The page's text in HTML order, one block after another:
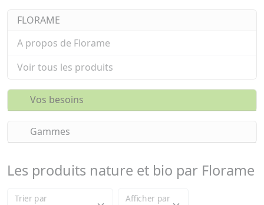
FLORAME
A propos de Florame
Voir tous les produits
Vos besoins
Gammes
Les produits nature et bio par Florame
Trier par Afficher par